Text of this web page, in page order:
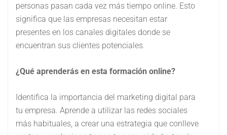
personas pasan cada vez más tiempo online. Esto
significa que las empresas necesitan estar
presentes en los canales digitales donde se
encuentran sus clientes potenciales.
¿Qué aprenderás en esta formación online?
Identifica la importancia del marketing digital para
tu empresa. Aprende a utilizar las redes sociales
más habituales, a crear una estrategia que conlleve